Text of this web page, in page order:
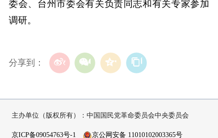
委会、台州市委会有关负责同志和有关专家参加
调研。
分享到：
主办单位（版权所有）：中国国民党革命委员会中央委员会
京ICP备09054763号-1 京公网安备 11010102003365号